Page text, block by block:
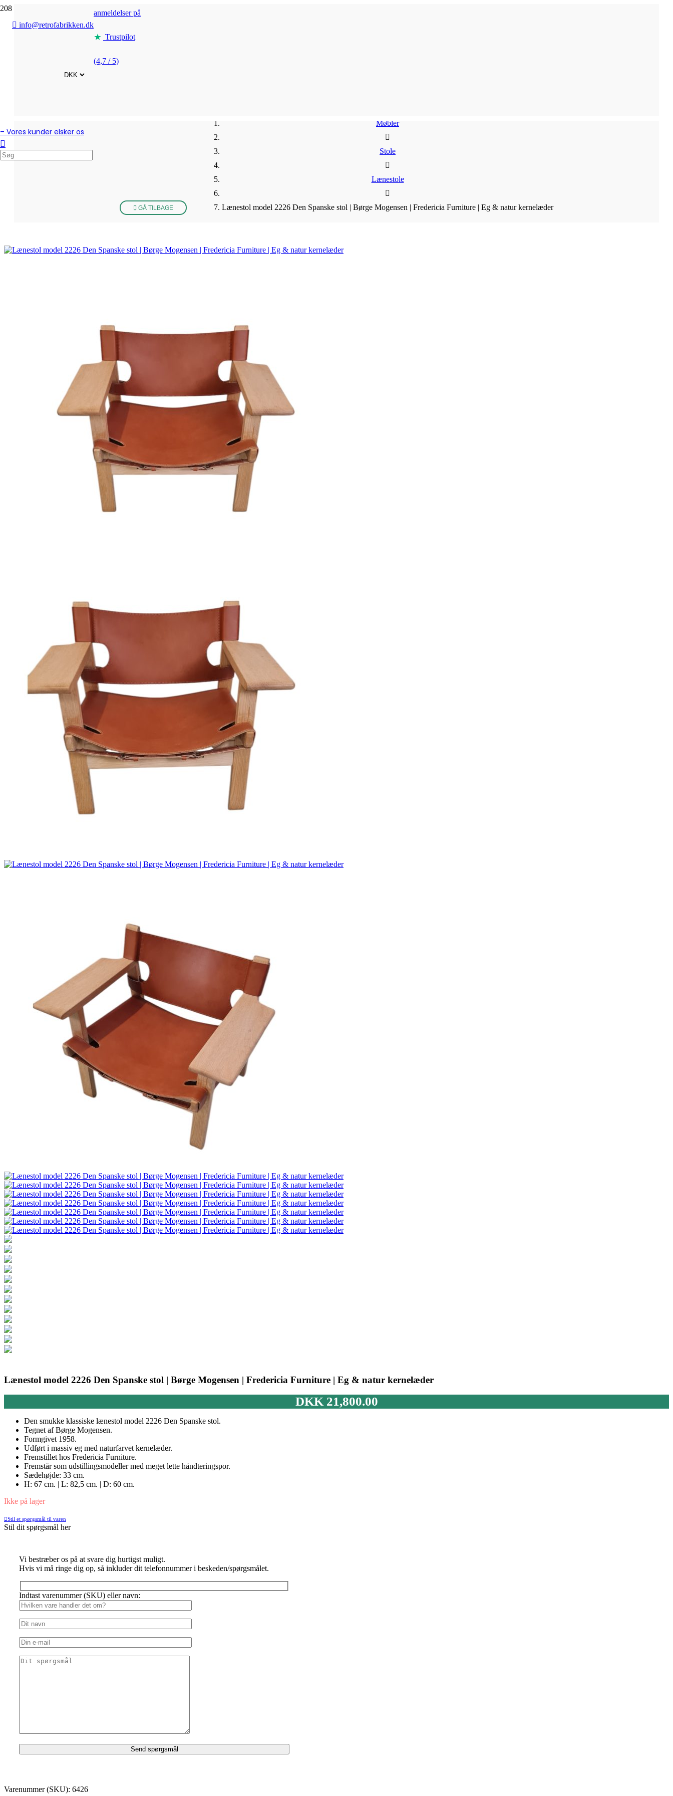
info@retrofabrikken.dk
anmeldelser på
Trustpilot
(4,7 / 5)
– Vores kunder elsker os
GÅ TILBAGE
Møbler
Stole
Lænestole
Lænestol model 2226 Den Spanske stol | Børge Mogensen | Fredericia Furniture | Eg & natur kernelæder
Lænestol model 2226 Den Spanske stol | Børge Mogensen | Fredericia Furniture | Eg & natur kernelæder
DKK21,800.00
Den smukke klassiske lænestol model 2226 Den Spanske stol.
Tegnet af Børge Mogensen.
Formgivet 1958.
Udført i massiv eg med naturfarvet kernelæder.
Fremstillet hos Fredericia Furniture.
Fremstår som udstillingsmodeller med meget lette håndteringspor.
Sædehøjde: 33 cm.
H: 67 cm. | L: 82,5 cm. | D: 60 cm.
Ikke på lager
Stil et spørgsmål til varen
Stil dit spørgsmål her
Vi bestræber os på at svare dig hurtigst muligt.
Hvis vi må ringe dig op, så inkluder dit telefonnummer i beskeden/spørgsmålet.
Indtast varenummer (SKU) eller navn:
Varenummer (SKU): 6426